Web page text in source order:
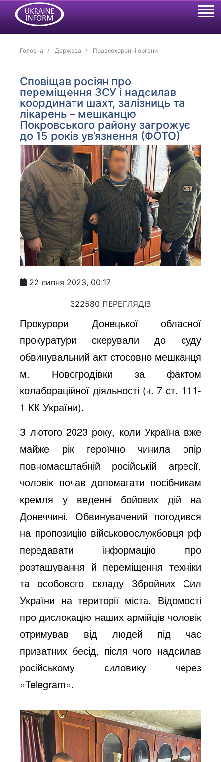
Головна Держава Правоохоронні органи
Сповіщав росіян про
переміщення ЗСУ і надсилав
координати шахт, залізниць та
лікарень – мешканцю
Покровського району загрожує
до 15 років ув’язнення (ФОТО)
22 липня 2023, 00:17
322580 ПЕРЕГЛЯДІВ
Прокурори Донецької обласної
прокуратури скерували до суду
обвинувальний акт стосовно мешканця
м. Новогродівки за фактом
колабораційної діяльності (ч. 7 ст. 111-
1 КК України).
З лютого 2023 року, коли Україна вже
майже рік героїчно чинила опір
повномасштабній російській агресії,
чоловік почав допомагати посібникам
кремля у веденні бойових дій на
Донеччині. Обвинувачений погодився
на пропозицію військовослужбовця рф
передавати інформацію про
розташування й переміщення техніки
та особового складу Збройних Сил
України на території міста. Відомості
про дислокацію наших армійців чоловік
отримував від людей під час
приватних бесід, після чого надсилав
російському силовику через
«Telegram».